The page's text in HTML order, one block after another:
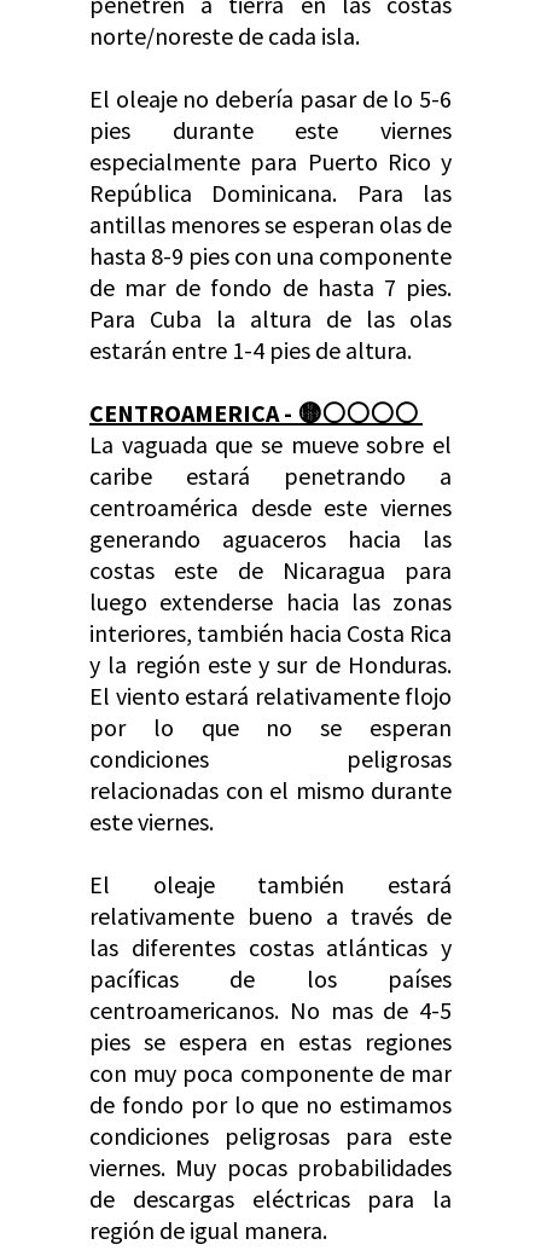
norte/noreste de cada isla.
El oleaje no debería pasar de lo 5-6
pies durante este viernes
especialmente para Puerto Rico y
República Dominicana. Para las
antillas menores se esperan olas de
hasta 8-9 pies con una componente
de mar de fondo de hasta 7 pies.
Para Cuba la altura de las olas
estarán entre 1-4 pies de altura.
CENTROAMERICA - 🟡⚪️⚪️⚪️⚪️
La vaguada que se mueve sobre el
caribe estará penetrando a
centroamérica desde este viernes
generando aguaceros hacia las
costas este de Nicaragua para
luego extenderse hacia las zonas
interiores, también hacia Costa Rica
y la región este y sur de Honduras.
El viento estará relativamente flojo
por lo que no se esperan
condiciones peligrosas
relacionadas con el mismo durante
este viernes.
El oleaje también estará
relativamente bueno a través de
las diferentes costas atlánticas y
pacíficas de los países
centroamericanos. No mas de 4-5
pies se espera en estas regiones
con muy poca componente de mar
de fondo por lo que no estimamos
condiciones peligrosas para este
viernes. Muy pocas probabilidades
de descargas eléctricas para la
región de igual manera.